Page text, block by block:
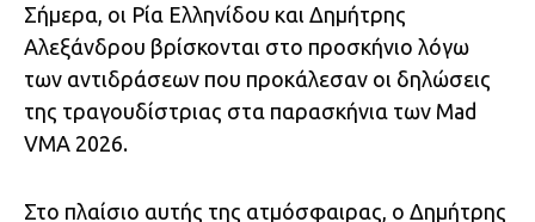
Σήμερα, οι Ρία Ελληνίδου και Δημήτρης
Αλεξάνδρου βρίσκονται στο προσκήνιο λόγω
των αντιδράσεων που προκάλεσαν οι δηλώσεις
της τραγουδίστριας στα παρασκήνια των Mad
VMA 2026.
Στο πλαίσιο αυτής της ατμόσφαιρας, ο Δημήτρης